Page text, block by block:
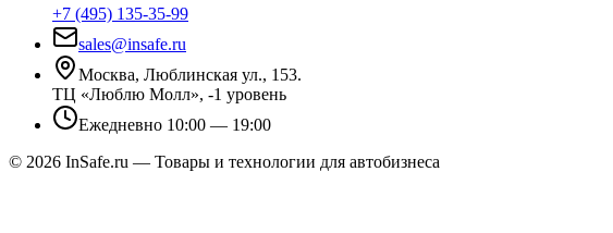
+7 (495) 135-35-99
sales@insafe.ru
Москва, Люблинская ул., 153.
ТЦ «Люблю Молл», -1 уровень
Ежедневно 10:00 — 19:00
© 2026 InSafe.ru — Товары и технологии для автобизнеса